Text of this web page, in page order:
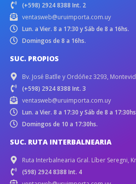
(+598) 2924 8388 Int. 2
ventasweb@uruimporta.com.uy
Lun. a Vier. 8 a 17:30 y Sáb de 8 a 16hs.
Domingos de 8 a 16hs.
SUC. PROPIOS
Bv. José Batlle y Ordóñez 3293,
(+598) 2924 8388 Int. 3
ventasweb@uruimporta.com.uy
Lun. a Vier. 8 a 17:30 y Sáb de 8 a
Domingos de 10 a 17:30hs.
SUC. RUTA INTERBALNEARIA
Ruta Interbalnearia Gral. Líber Seregni,
(598) 2924 8388 Int. 4